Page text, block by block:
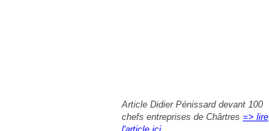
Article Didier Pénissard devant 100
chefs entreprises de Chârtres => lire